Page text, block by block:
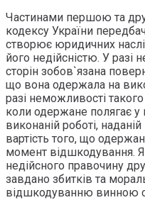
Частинами першою та
кодексу України
створює юридичних
його недійсністю. У разі
сторін зобов`язана
що вона одержала на
разі неможливості
коли одержане полягає у
виконаній роботі,
вартість того, що
момент відшкодування.
недійсного правочину
завдано збитків та
відшкодуванню винною